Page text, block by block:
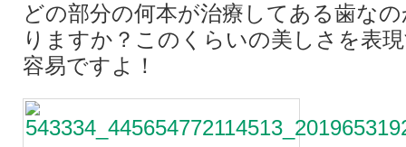
どの部分の何本が治療してある歯な
りますか？このくらいの美しさを表
容易ですよ！